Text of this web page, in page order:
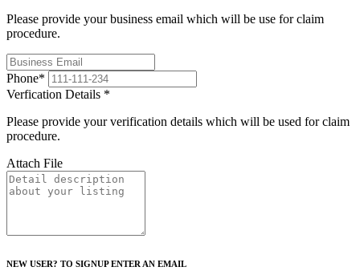
Please provide your business email which will be use for claim
procedure.
Phone*
Verfication Details *
Please provide your verification details which will be used for claim
procedure.
Attach File
NEW USER? TO SIGNUP ENTER AN EMAIL